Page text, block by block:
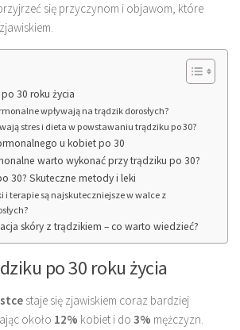
się przyczynom i objawom, które
30 roku życia
wpływają na trądzik dorosłych?
stres i dieta w powstawaniu trądziku po 30?
u kobiet po 30
warto wykonać przy trądziku po 30?
30? Skuteczne metody i leki
i terapie są najskuteczniejsze w walce z
skóry z trądzikiem – co warto wiedzieć?
po 30 roku życia
staje się zjawiskiem coraz bardziej
około 12% kobiet i do 3% mężczyzn.